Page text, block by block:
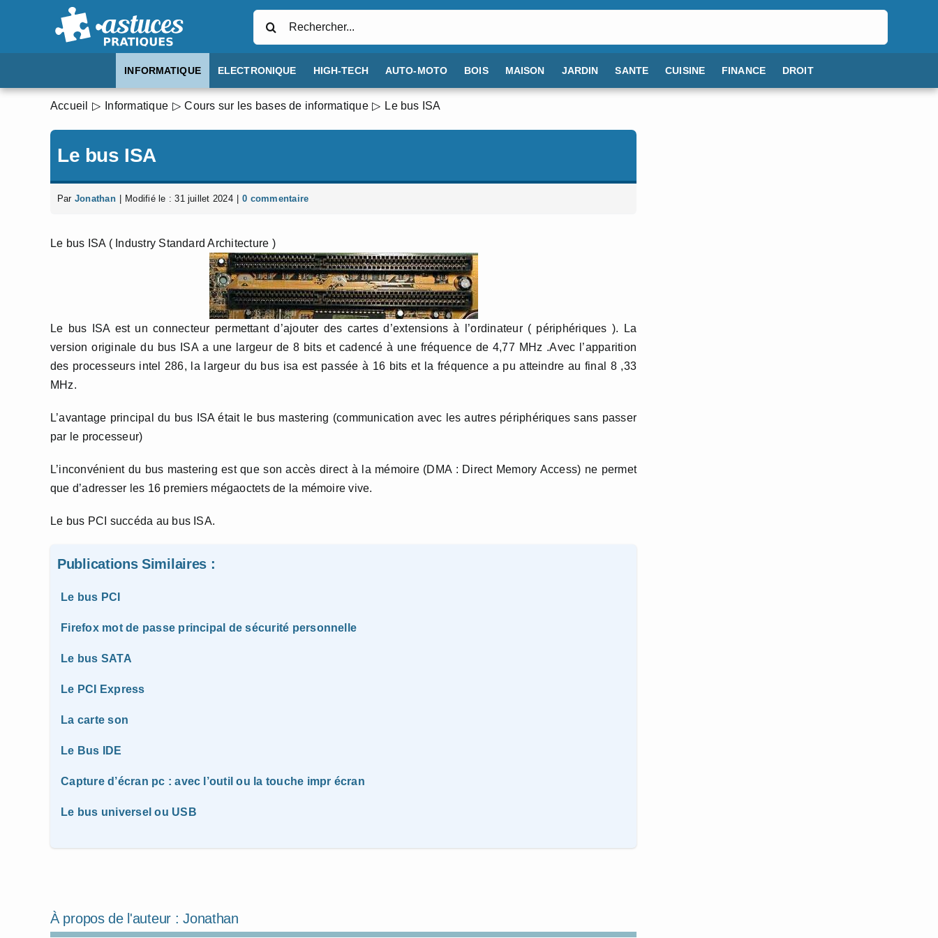
INFORMATIQUE ELECTRONIQUE HIGH-TECH AUTO-MOTO BOIS MAISON JARDIN SANTE CUISINE FINANCE DROIT
Accueil Informatique Cours sur les bases de informatique Le bus ISA
Le bus ISA
Par Jonathan Modifié le : 31 juillet 2024 0 commentaire
Le bus ISA ( Industry Standard Architecture )
Le bus ISA est un connecteur permettant d’ajouter des cartes d’extensions à l’ordinateur ( périphériques ). La
version originale du bus ISA a une largeur de 8 bits et cadencé à une fréquence de 4,77 MHz .Avec l’apparition
des processeurs intel 286, la largeur du bus isa est passée à 16 bits et la fréquence a pu atteindre au final 8 ,33
MHz.
L’avantage principal du bus ISA était le bus mastering (communication avec les autres périphériques sans passer
par le processeur)
L’inconvénient du bus mastering est que son accès direct à la mémoire (DMA : Direct Memory Access) ne permet
que d’adresser les 16 premiers mégaoctets de la mémoire vive.
Le bus PCI succéda au bus ISA.
Publications Similaires :
Le bus PCI
Firefox mot de passe principal de sécurité personnelle
Le bus SATA
Le PCI Express
La carte son
Le Bus IDE
Capture d’écran pc : avec l’outil ou la touche impr écran
Le bus universel ou USB
À propos de l'auteur :Jonathan